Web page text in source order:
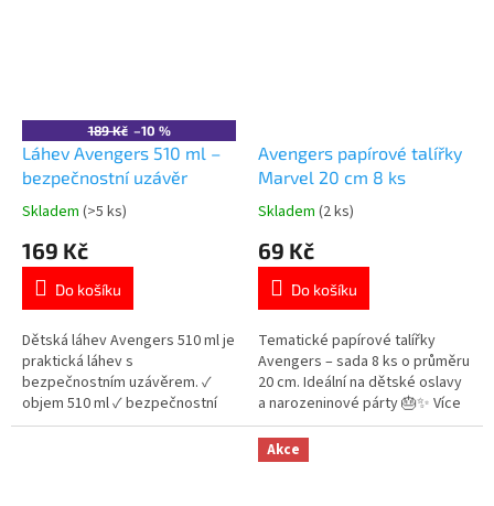
189 Kč –10 %
Láhev Avengers 510 ml –
bezpečnostní uzávěr
Průměrné
produktu
5,0
5
hvězdiček.
Skladem (>5 ks)
169 Kč
Do košíku
Dětská láhev Avengers 510 ml je
praktická láhev s
bezpečnostním uzávěrem. ✓
objem 510 ml ✓ bezpečnostní
uzávěr ✓ plast bez BPA ✓
Avengers papírové talířky
Marvel 20 cm 8 ks
Průměrné
produktu
5,0
5
hvězdiček.
Skladem (2 ks)
69 Kč
Do košíku
Tematické papírové talířky
Avengers – sada 8 ks o průměru
20 cm. Ideální na dětské oslavy
a narozeninové párty 🎂✨ Více
produktů s
motivem 👉 AVENGERS
Akce